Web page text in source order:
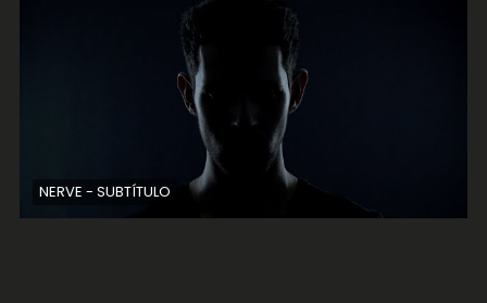
NERVE - SUBTÍTULO